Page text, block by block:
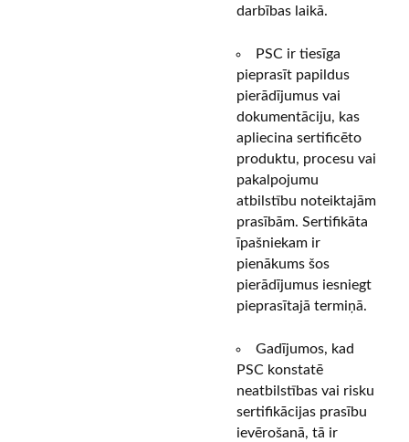
darbības laikā.
PSC ir tiesīga
pieprasīt papildus
pierādījumus vai
dokumentāciju, kas
apliecina sertificēto
produktu, procesu vai
pakalpojumu
atbilstību noteiktajām
prasībām. Sertifikāta
īpašniekam ir
pienākums šos
pierādījumus iesniegt
pieprasītajā termiņā.
Gadījumos, kad
PSC konstatē
neatbilstības vai risku
sertifikācijas prasību
ievērošanā, tā ir